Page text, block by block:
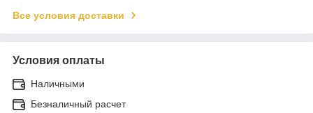
Все условия доставки
Условия оплаты
Наличными
Безналичный расчет